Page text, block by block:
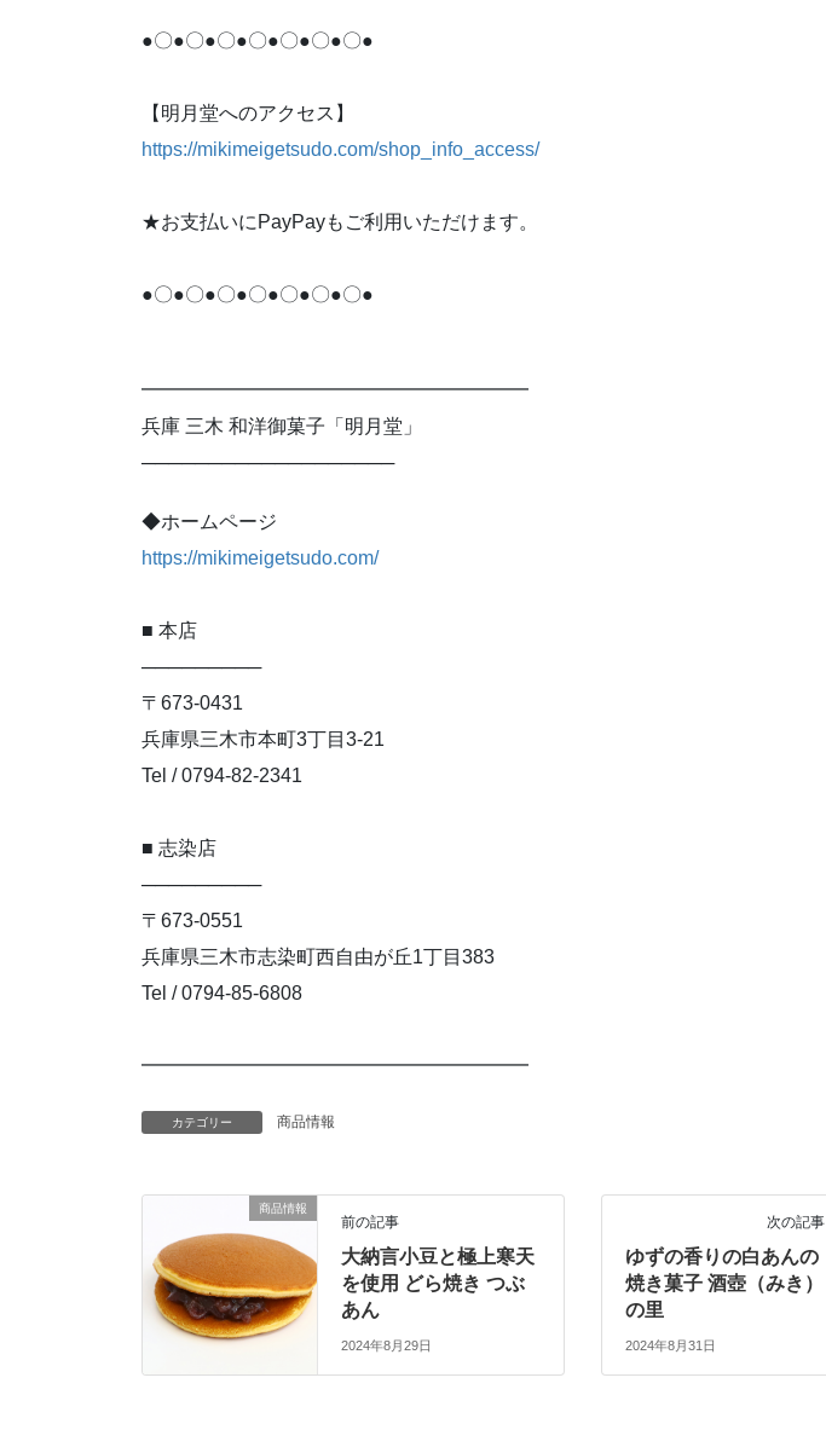
●〇●〇●〇●〇●〇●〇●〇●
【明月堂へのアクセス】
https://mikimeigetsudo.com/shop_info_access/
★お支払いにPayPayもご利用いただけます。
●〇●〇●〇●〇●〇●〇●〇●
━━━━━━━━━━━━━━━━━━━━
兵庫 三木 和洋御菓子「明月堂」
───────────────────
◆ホームページ
https://mikimeigetsudo.com/
■ 本店
─────────
〒673-0431
兵庫県三木市本町3丁目3-21
Tel / 0794-82-2341
■ 志染店
─────────
〒673-0551
兵庫県三木市志染町西自由が丘1丁目383
Tel / 0794-85-6808
━━━━━━━━━━━━━━━━━━━━
カテゴリー 商品情報
商品情報
前の記事
大納言小豆と極上寒天
を使用 どら焼き つぶ
あん
2024年8月29日
次の記事
ゆずの香りの白あんの
焼き菓子 酒壺（みき）
の里
2024年8月31日